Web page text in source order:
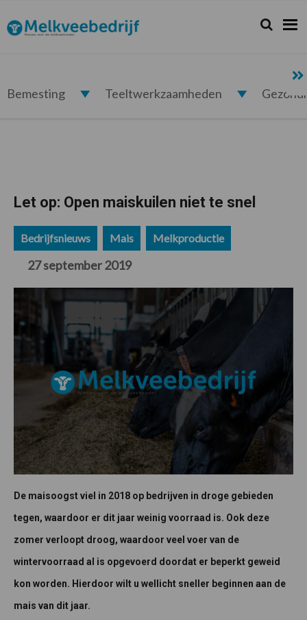
de
hoofdnavigatie
de
hoofd
de
eerste
de
voettekst
Melkveebedrijf.nl Zoeken...
Zoek
Bemesting Teeltwerkzaamheden
Let op: Open maiskuilen niet te snel
Bedrijfsnieuws Mais Melkproductie
27 september 2019
De maisoogst viel in 2018 op bedrijven in droge gebieden
tegen, waardoor er dit jaar weinig voorraad is. Ook deze
zomer verloopt droog, waardoor veel voer van de
wintervoorraad al is opgevoerd doordat er beperkt geweid
kon worden. Hierdoor wilt u wellicht sneller beginnen aan de
mais van dit jaar.